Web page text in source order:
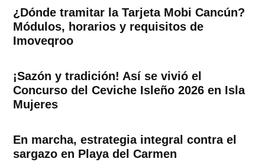
¿Dónde tramitar la Tarjeta Mobi Cancún?
Módulos, horarios y requisitos de
Imoveqroo
¡Sazón y tradición! Así se vivió el
Concurso del Ceviche Isleño 2026 en Isla
Mujeres
En marcha, estrategia integral contra el
sargazo en Playa del Carmen